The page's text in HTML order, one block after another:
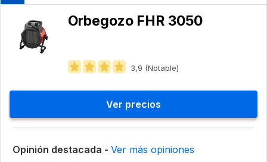
Orbegozo FHR 3050
3,9 (Notable)
Ver precios
Opinión destacada - Ver más opiniones